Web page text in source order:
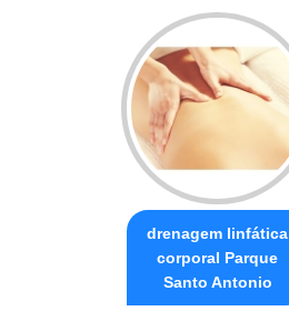
drenagem linfática
corporal Parque
Santo Antonio